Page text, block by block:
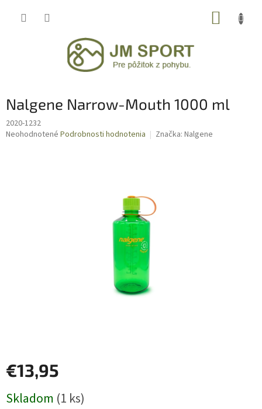
Nalgene Narrow-Mouth 1000 ml
2020-1232
Priemerné
Neohodnotené Podrobnosti hodnotenia Značka: Nalgene
€13,95
cena:
Skladom (1 ks)